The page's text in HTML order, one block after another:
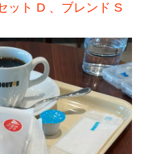
ット D 、ブレンド S